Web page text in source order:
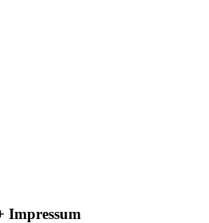
Impressum